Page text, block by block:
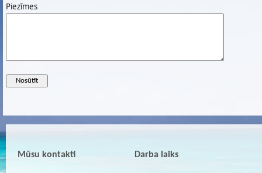
Piezīmes
Mūsu kontakti Darba laiks